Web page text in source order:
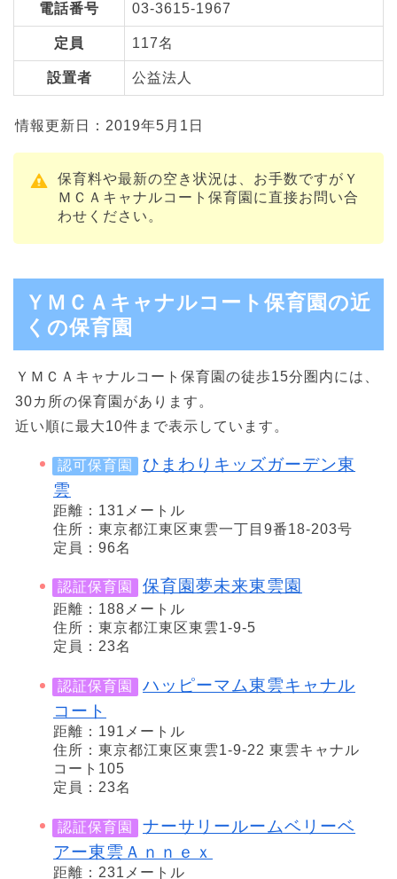
電話番号 03-3615-1967
定員 117名
設置者 公益法人
情報更新日：2019年5月1日
保育料や最新の空き状況は、お手数ですがＹ
ＭＣＡキャナルコート保育園に直接お問い合
わせください。
ＹＭＣＡキャナルコート保育園の近
くの保育園
ＹＭＣＡキャナルコート保育園の徒歩15分圏内には、
30カ所の保育園があります。
近い順に最大10件まで表示しています。
認可保育園
ひまわりキッズガーデン東
雲
距離：131メートル
住所：東京都江東区東雲一丁目9番18-203号
定員：96名
認証保育園 保育園夢未来東雲園
距離：188メートル
住所：東京都江東区東雲1-9-5
定員：23名
認証保育園
ハッピーマム東雲キャナル
コート
距離：191メートル
住所：東京都江東区東雲1-9-22 東雲キャナル
コート105
定員：23名
認証保育園
ナーサリールームベリーベ
アー東雲Ａｎｎｅｘ
距離：231メートル